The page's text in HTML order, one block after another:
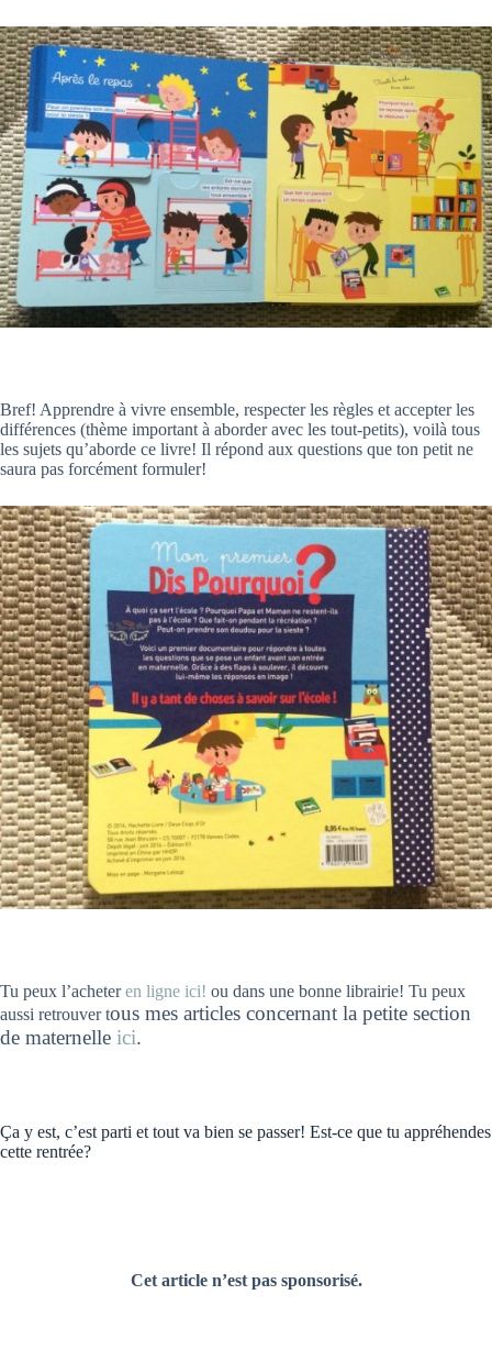
Bref! Apprendre à vivre ensemble, respecter les règles et accepter les
différences (thème important à aborder avec les tout-petits), voilà tous
les sujets qu’aborde ce livre! Il répond aux questions que ton petit ne
saura pas forcément formuler!
Tu peux l’acheteren ligne ici! ou dans une bonne librairie! Tu peux
aussi retrouver tous mes articles concernant la petite section
de maternelle ici.
Ça y est, c’est parti et tout va bien se passer! Est-ce que tu appréhendes
cette rentrée?
Cet article n’est pas sponsorisé.